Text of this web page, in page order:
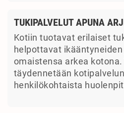
TUKIPALVELUT APUNA
Kotiin tuotavat erilaiset
helpottavat
omaistensa arkea
täydennetään
henkilökohtaista